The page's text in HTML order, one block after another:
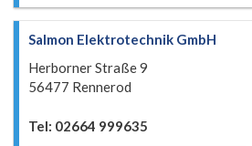
Salmon Elektrotechnik GmbH
Herborner Straße 9
56477 Rennerod
Tel: 02664 999635